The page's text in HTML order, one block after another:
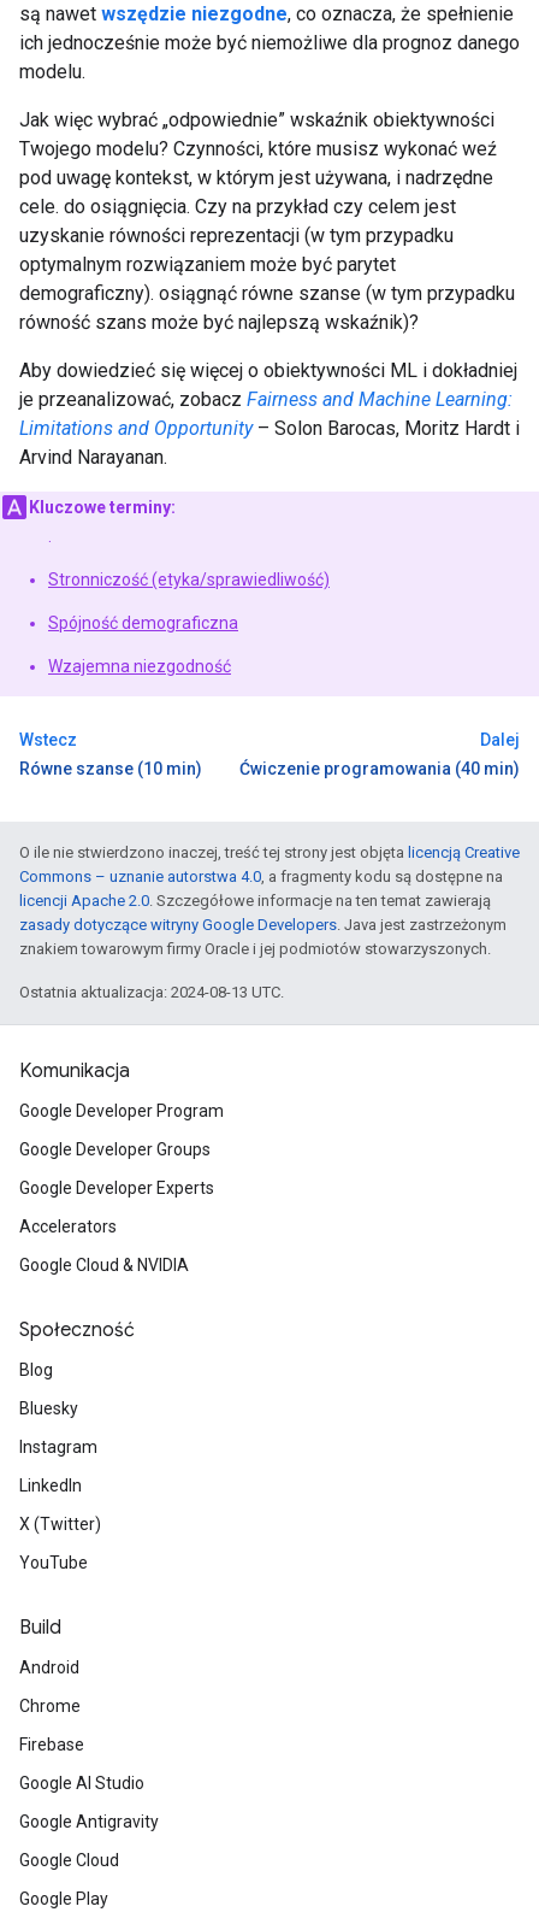
są nawet wszędzie niezgodne, co oznacza, że spełnienie
ich jednocześnie może być niemożliwe dla prognoz danego
modelu.
Jak więc wybrać „odpowiednie” wskaźnik obiektywności
Twojego modelu? Czynności, które musisz wykonać weź
pod uwagę kontekst, w którym jest używana, i nadrzędne
cele. do osiągnięcia. Czy na przykład czy celem jest
uzyskanie równości reprezentacji (w tym przypadku
optymalnym rozwiązaniem może być parytet
demograficzny). osiągnąć równe szanse (w tym przypadku
równość szans może być najlepszą wskaźnik)?
Aby dowiedzieć się więcej o obiektywności ML i dokładniej
je przeanalizować, zobacz Fairness and Machine Learning:
Limitations and Opportunity– Solon Barocas, Moritz Hardt i
Arvind Narayanan.
Kluczowe terminy:
Stronniczość (etyka/sprawiedliwość)
Spójność demograficzna
Wzajemna niezgodność
Wstecz
Równe szanse (10 min)
Dalej
Ćwiczenie programowania (40 min)
O ile nie stwierdzono inaczej, treść tej strony jest objęta licencją Creative
Commons – uznanie autorstwa 4.0 , a fragmenty kodu są dostępne na
licencji Apache 2.0 . Szczegółowe informacje na ten temat zawierają
zasady dotyczące witryny Google Developers . Java jest zastrzeżonym
znakiem towarowym firmy Oracle i jej podmiotów stowarzyszonych.
Ostatnia aktualizacja: 2024-08-13 UTC.
Komunikacja
Google Developer Program
Google Developer Groups
Google Developer Experts
Accelerators
Google Cloud & NVIDIA
Społeczność
Blog
Bluesky
Instagram
LinkedIn
X (Twitter)
YouTube
Build
Android
Chrome
Firebase
Google AI Studio
Google Antigravity
Google Cloud
Google Play